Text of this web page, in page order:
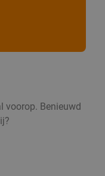
voorop. Benieuwd